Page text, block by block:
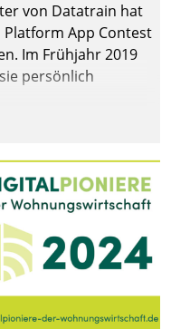
von Datatrain hat
Platform App Contest
Im Frühjahr 2019
persönlich